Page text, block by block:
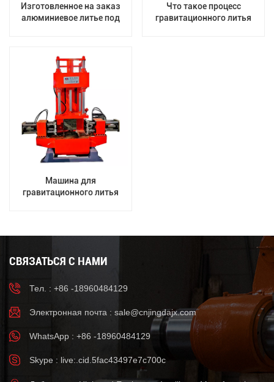
Изготовленное на заказ
алюминиевое литье под
Что такое процесс
гравитационного литья
Машина для
гравитационного литья
СВЯЗАТЬСЯ С НАМИ
Тел. : +86 -18960484129
Электронная почта : sale@cnjingdajx.com
WhatsApp : +86 -18960484129
Skype : live:.cid.5fac43497e7c700c